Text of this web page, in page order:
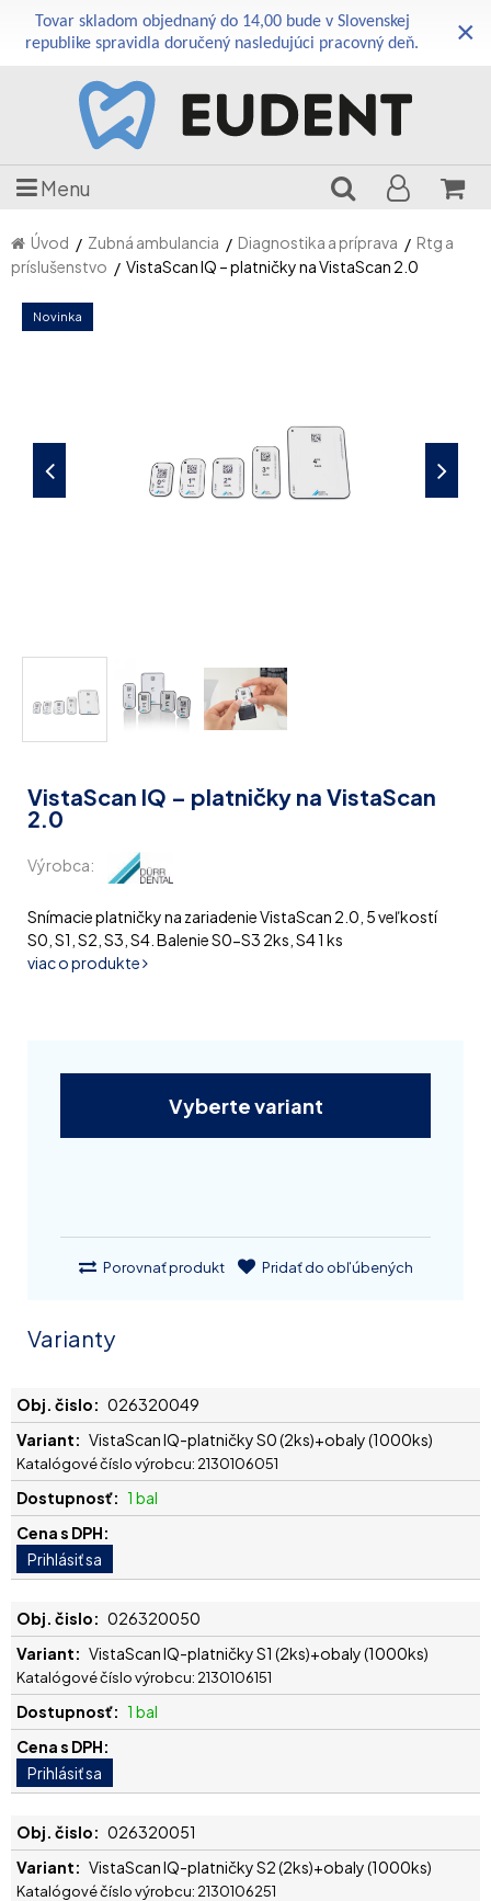
Tovar skladom objednaný do 14,00 bude v Slovenskej
republike spravidla doručený nasledujúci pracovný deň.
×
Menu
Úvod Zubná ambulancia Diagnostika a príprava
Rtg a
príslušenstvo
VistaScan IQ – platničky na VistaScan 2.0
Novinka
VistaScan IQ – platničky na VistaScan
2.0
Výrobca:
Snímacie platničky na zariadenie VistaScan 2.0, 5 veľkostí
S0, S1, S2, S3, S4. Balenie S0-S3 2ks, S4 1 ks
viac o produkte
Vyberte variant
Porovnať produkt Pridať do obľúbených
Varianty
026320049
VistaScan IQ-platničky S0 (2ks)+obaly (1000ks)
Katalógové číslo výrobcu: 2130106051
1 bal
026320050
VistaScan IQ-platničky S1 (2ks)+obaly (1000ks)
Katalógové číslo výrobcu: 2130106151
1 bal
026320051
VistaScan IQ-platničky S2 (2ks)+obaly (1000ks)
Katalógové číslo výrobcu: 2130106251